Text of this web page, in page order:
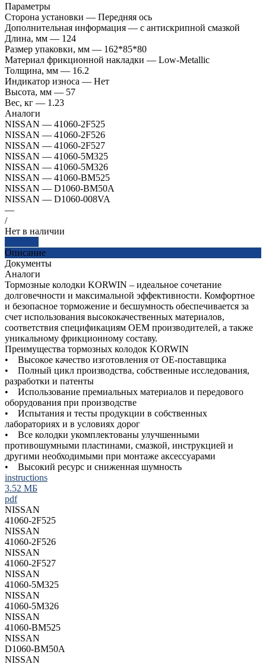
Параметры
Сторона установки — Передняя ось
Дополнительная информация — с антискрипной смазкой
Длина, мм — 124
Размер упаковки, мм — 162*85*80
Материал фрикционной накладки — Low-Metallic
Толщина, мм — 16.2
Индикатор износа — Нет
Высота, мм — 57
Вес, кг — 1.23
Аналоги
NISSAN — 41060-2F525
NISSAN — 41060-2F526
NISSAN — 41060-2F527
NISSAN — 41060-5M325
NISSAN — 41060-5M326
NISSAN — 41060-BM525
NISSAN — D1060-BM50A
NISSAN — D1060-008VA
—
/
Нет в наличии
Описание
Документы
Аналоги
Тормозные колодки KORWIN – идеальное сочетание
долговечности и максимальной эффективности. Комфортное
и безопасное торможение и бесшумность обеспечивается за
счет использования высококачественных материалов,
соответствия спецификациям OEM производителей, а также
уникальному фрикционному составу.
Преимущества тормозных колодок KORWIN
• Высокое качество изготовления от OE-поставщика
• Полный цикл производства, собственные исследования,
разработки и патенты
• Использование премиальных материалов и передового
оборудования при производстве
• Испытания и тесты продукции в собственных
лабораториях и в условиях дорог
• Все колодки укомплектованы улучшенными
противошумными пластинами, смазкой, инструкцией и
другими необходимыми при монтаже аксессуарами
• Высокий ресурс и сниженная шумность
instructions
3.52 МБ
pdf
NISSAN
41060-2F525
NISSAN
41060-2F526
NISSAN
41060-2F527
NISSAN
41060-5M325
NISSAN
41060-5M326
NISSAN
41060-BM525
NISSAN
D1060-BM50A
NISSAN